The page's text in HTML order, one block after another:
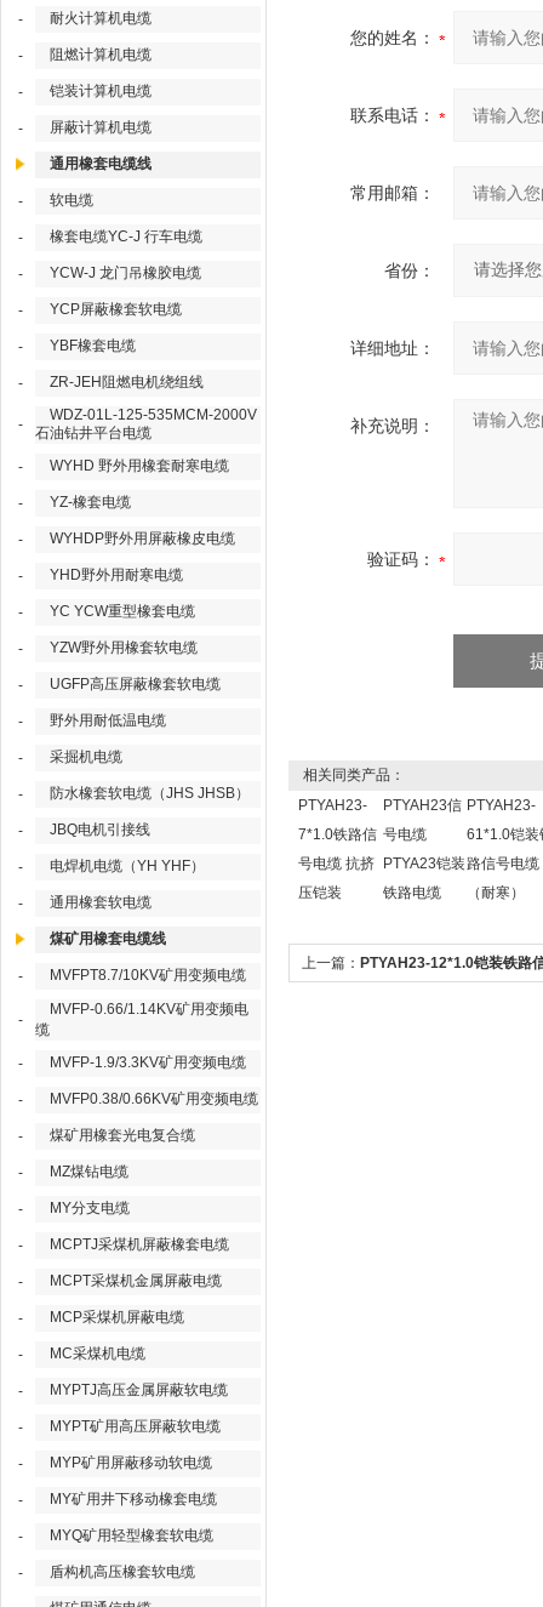
- 耐火计算机电缆
- 阻燃计算机电缆
- 铠装计算机电缆
- 屏蔽计算机电缆
通用橡套电缆线
- 软电缆
- 橡套电缆YC-J 行车电缆
- YCW-J 龙门吊橡胶电缆
- YCP屏蔽橡套软电缆
- YBF橡套电缆
- ZR-JEH阻燃电机绕组线
-
WDZ-01L-125-535MCM-2000V
石油钻井平台电缆
-
WYHD 野外用橡套耐寒电缆
- YZ-橡套电缆
- WYHDP野外用屏蔽橡皮电缆
- YHD野外用耐寒电缆
- YC YCW重型橡套电缆
- YZW野外用橡套软电缆
- UGFP高压屏蔽橡套软电缆
- 野外用耐低温电缆
- 采掘机电缆
- 防水橡套软电缆（JHS JHSB）
- JBQ电机引接线
- 电焊机电缆（YH YHF）
- 通用橡套软电缆
煤矿用橡套电缆线
- MVFPT8.7/10KV矿用变频电缆
-
MVFP-0.66/1.14KV矿用变频电
缆
-
MVFP-1.9/3.3KV矿用变频电缆
- MVFP0.38/0.66KV矿用变频电缆
- 煤矿用橡套光电复合缆
- MZ煤钻电缆
- MY分支电缆
- MCPTJ采煤机屏蔽橡套电缆
- MCPT采煤机金属屏蔽电缆
- MCP采煤机屏蔽电缆
- MC采煤机电缆
- MYPTJ高压金属屏蔽软电缆
- MYPT矿用高压屏蔽软电缆
- MYP矿用屏蔽移动软电缆
- MY矿用井下移动橡套电缆
- MYQ矿用轻型橡套软电缆
- 盾构机高压橡套软电缆
您的姓名：
联系电话：
常用邮箱：
省份：
详细地址：
补充说明：
验证码：
相关同类产品：
PTYAH23-
7*1.0铁路信
号电缆 抗挤
压铠装
PTYAH23信
号电缆
PTYA23铠装
铁路电缆
PTYAH23-
61*1.0铠装
路信号电缆
（耐寒）
上一篇： PTYAH23-12*1.0铠装铁路